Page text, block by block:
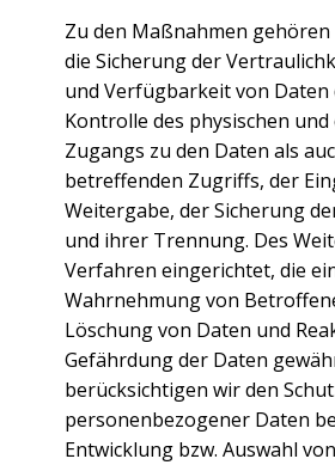
Zu den Maßnahmen
die Sicherung der
und Verfügbarkeit von Daten
Kontrolle des physischen
Zugangs zu den Daten als
betreffenden Zugriffs, der
Weitergabe, der Sicherung
und ihrer Trennung. Des
Verfahren eingerichtet, die
Wahrnehmung von
Löschung von Daten und
Gefährdung der Daten
berücksichtigen wir den
personenbezogener Daten
Entwicklung bzw. Auswahl